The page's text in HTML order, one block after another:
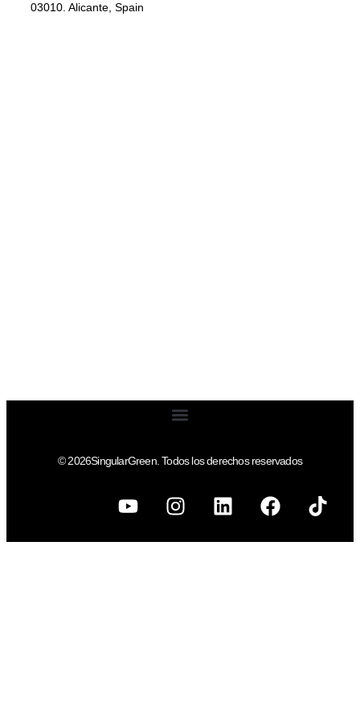
03010. Alicante, Spain
© 2026SingularGreen. Todos los derechos reservados